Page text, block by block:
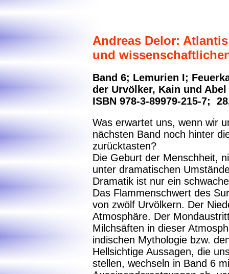
Andreas Delor:
und
Band 6; Lemurien I;
der Urvölker, Kain und Abel
ISBN 978-3-89979-215-7;
Was erwartet uns, wenn wir
nächsten Band noch hinter
zurücktasten?
Die Geburt der Menschheit,
unter dramatischen
Dramatik ist nur ein
Das Flammenschwert des
von zwölf Urvölkern. Der
Atmosphäre. Der
Milchsäften in dieser
indischen Mythologie bzw.
Hellsichtige Aussagen, die
stellen, wechseln in Band 6